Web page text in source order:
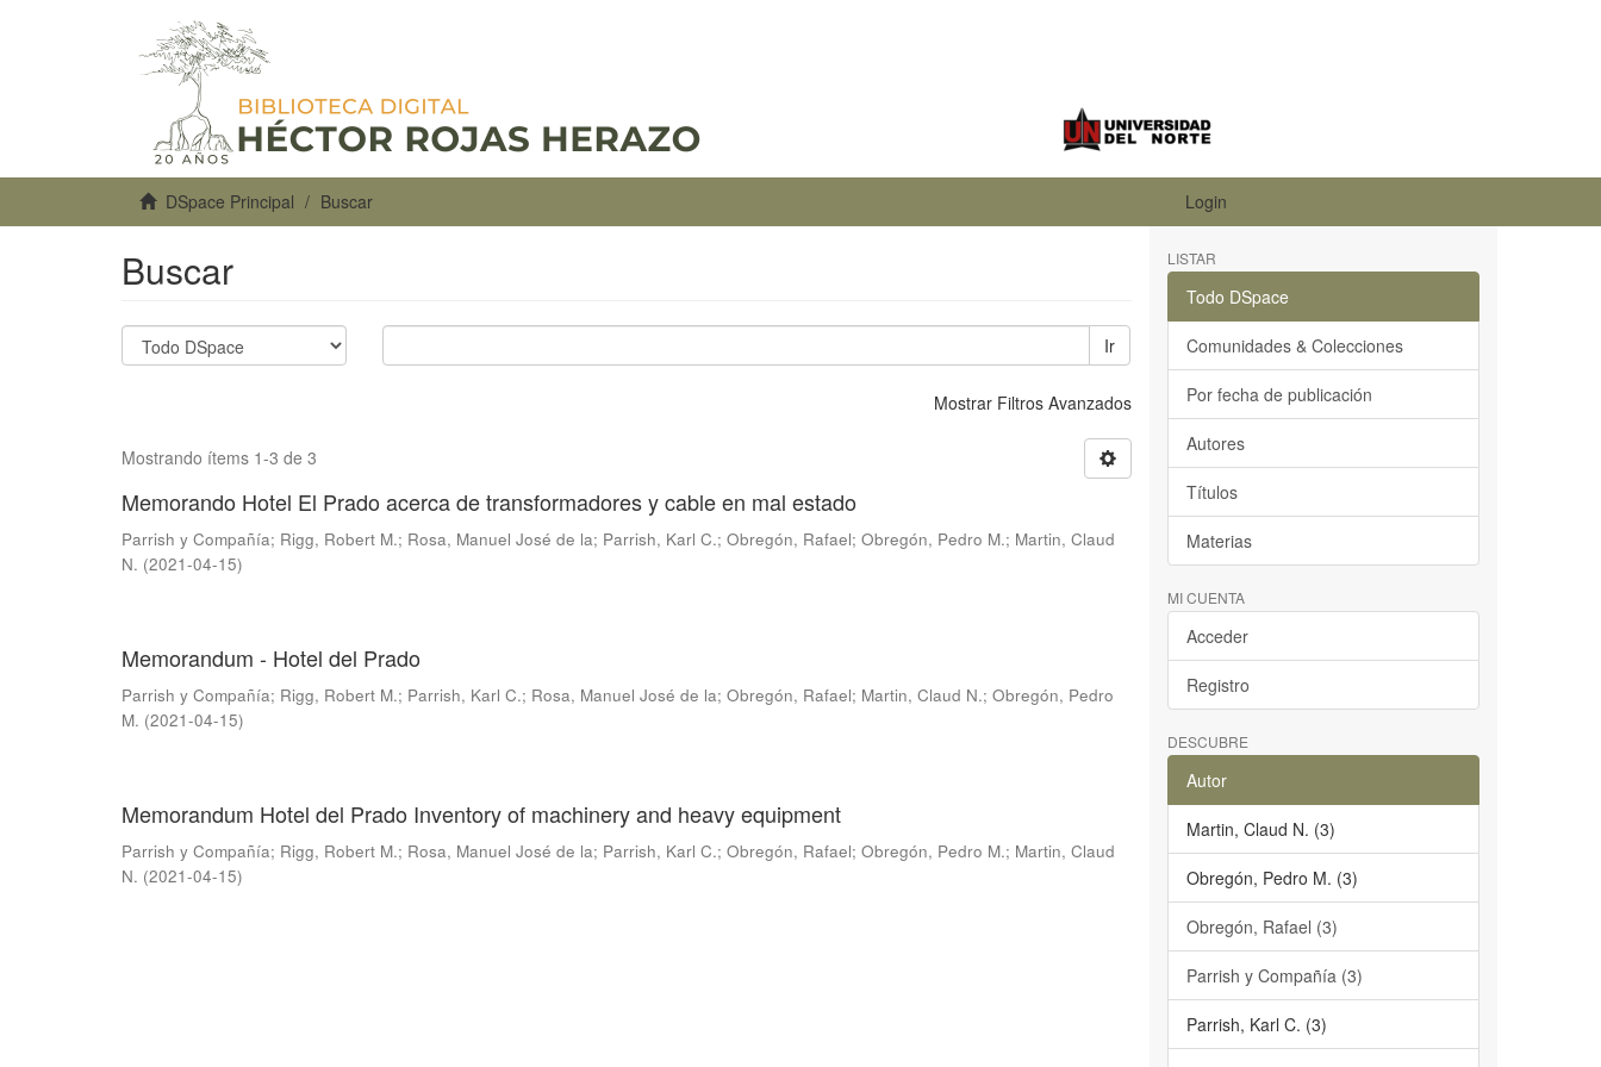
DSpace Principal Buscar Login
Buscar
Ir
Mostrar Filtros Avanzados
Mostrando ítems 1-3 de 3
Memorando Hotel El Prado acerca de transformadores y cable en mal estado
Parrish y Compañía; Rigg, Robert M.; Rosa, Manuel José de la; Parrish, Karl C.; Obregón, Rafael; Obregón, Pedro M.; Martin, Claud
N. (2021-04-15)
Memorandum - Hotel del Prado
Parrish y Compañía; Rigg, Robert M.; Parrish, Karl C.; Rosa, Manuel José de la; Obregón, Rafael; Martin, Claud N.; Obregón, Pedro
M. (2021-04-15)
Memorandum Hotel del Prado Inventory of machinery and heavy equipment
Parrish y Compañía; Rigg, Robert M.; Rosa, Manuel José de la; Parrish, Karl C.; Obregón, Rafael; Obregón, Pedro M.; Martin, Claud
N. (2021-04-15)
LISTAR
Todo DSpace
Comunidades & Colecciones
Por fecha de publicación
Autores
Títulos
Materias
MI CUENTA
Acceder
Registro
DESCUBRE
Autor
Martin, Claud N. (3)
Obregón, Pedro M. (3)
Obregón, Rafael (3)
Parrish y Compañía (3)
Parrish, Karl C. (3)